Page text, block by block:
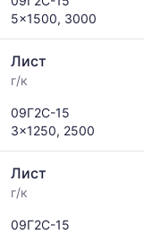
5x1500, 3000
Лист
г/к
09Г2С-15
3x1250, 2500
Лист
г/к
09Г2С-15